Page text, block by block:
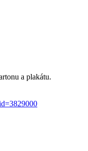
a plakátu.